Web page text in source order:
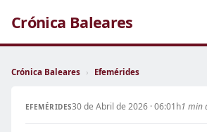
Crónica Baleares
Crónica Baleares › Efemérides
EFEMÉRIDES30 de Abril de 2026 · 06:01h1 min